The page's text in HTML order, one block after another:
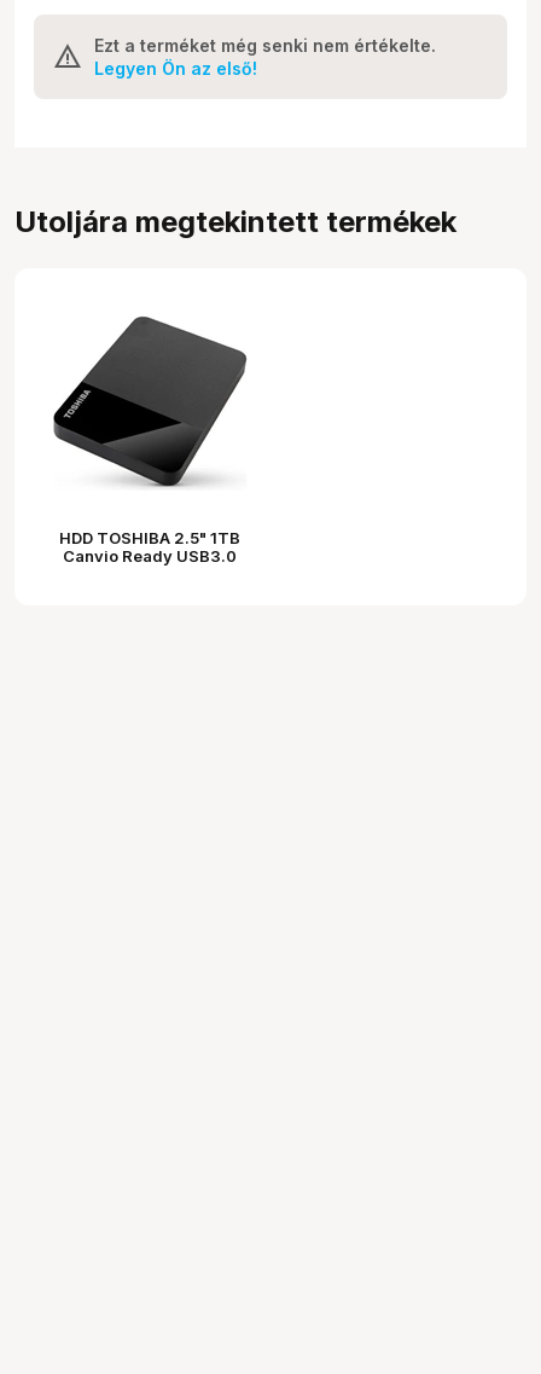
Ezt a terméket még senki nem értékelte.
Legyen Ön az első!
Utoljára megtekintett termékek
HDD TOSHIBA 2.5" 1TB
Canvio Ready USB3.0